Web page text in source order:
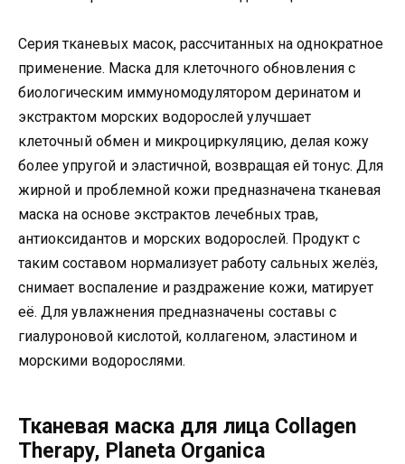
Серия тканевых масок, рассчитанных на однократное
применение. Маска для клеточного обновления с
биологическим иммуномодулятором деринатом и
экстрактом морских водорослей улучшает
клеточный обмен и микроциркуляцию, делая кожу
более упругой и эластичной, возвращая ей тонус. Для
жирной и проблемной кожи предназначена тканевая
маска на основе экстрактов лечебных трав,
антиоксидантов и морских водорослей. Продукт с
таким составом нормализует работу сальных желёз,
снимает воспаление и раздражение кожи, матирует
её. Для увлажнения предназначены составы с
гиалуроновой кислотой, коллагеном, эластином и
морскими водорослями.
Тканевая маска для лица Collagen
Therapy, Planeta Organica